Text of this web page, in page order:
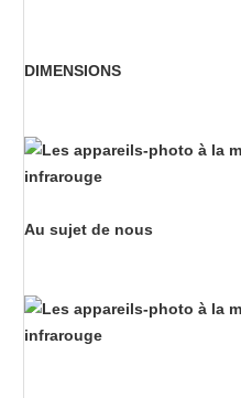
DIMENSIONS
Au sujet de nous